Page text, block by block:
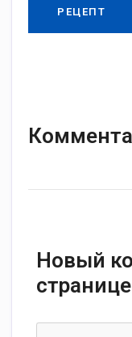
РЕЦЕПТ
Новый